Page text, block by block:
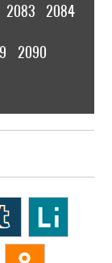
2083 2084
2090